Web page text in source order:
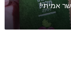
אמיתי!